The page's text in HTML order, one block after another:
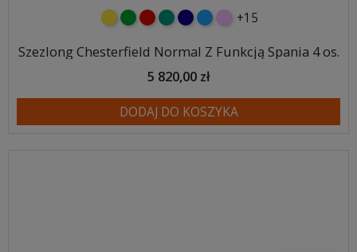
żółtyzielonyczerwony
turkusowy
granatowy
niebieski
różowy
+15
Szezlong Chesterfield Normal Z Funkcją Spania 4 os.
5 820,00 zł
DODAJ DO KOSZYKA